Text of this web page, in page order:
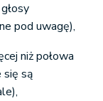
pod uwagę),
niż połowa
się są